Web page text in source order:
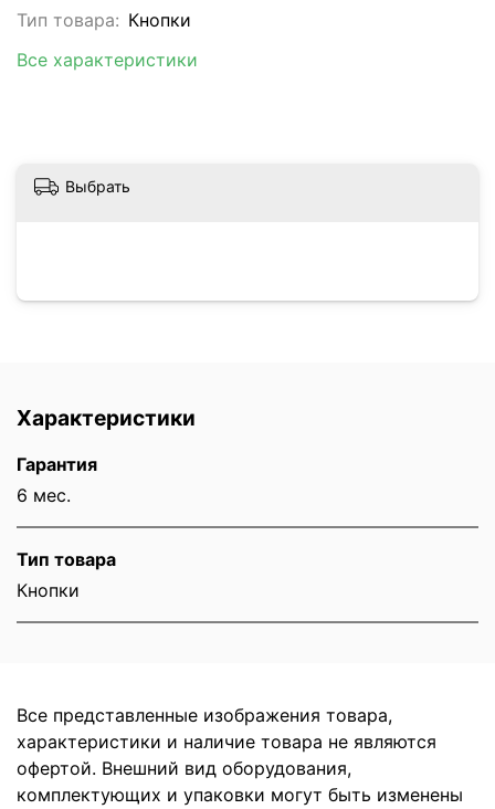
Тип товара: Кнопки
Все характеристики
Выбрать
Характеристики
Гарантия
6 мес.
Тип товара
Кнопки
Все представленные изображения товара,
характеристики и наличие товара не являются
офертой. Внешний вид оборудования,
комплектующих и упаковки могут быть изменены